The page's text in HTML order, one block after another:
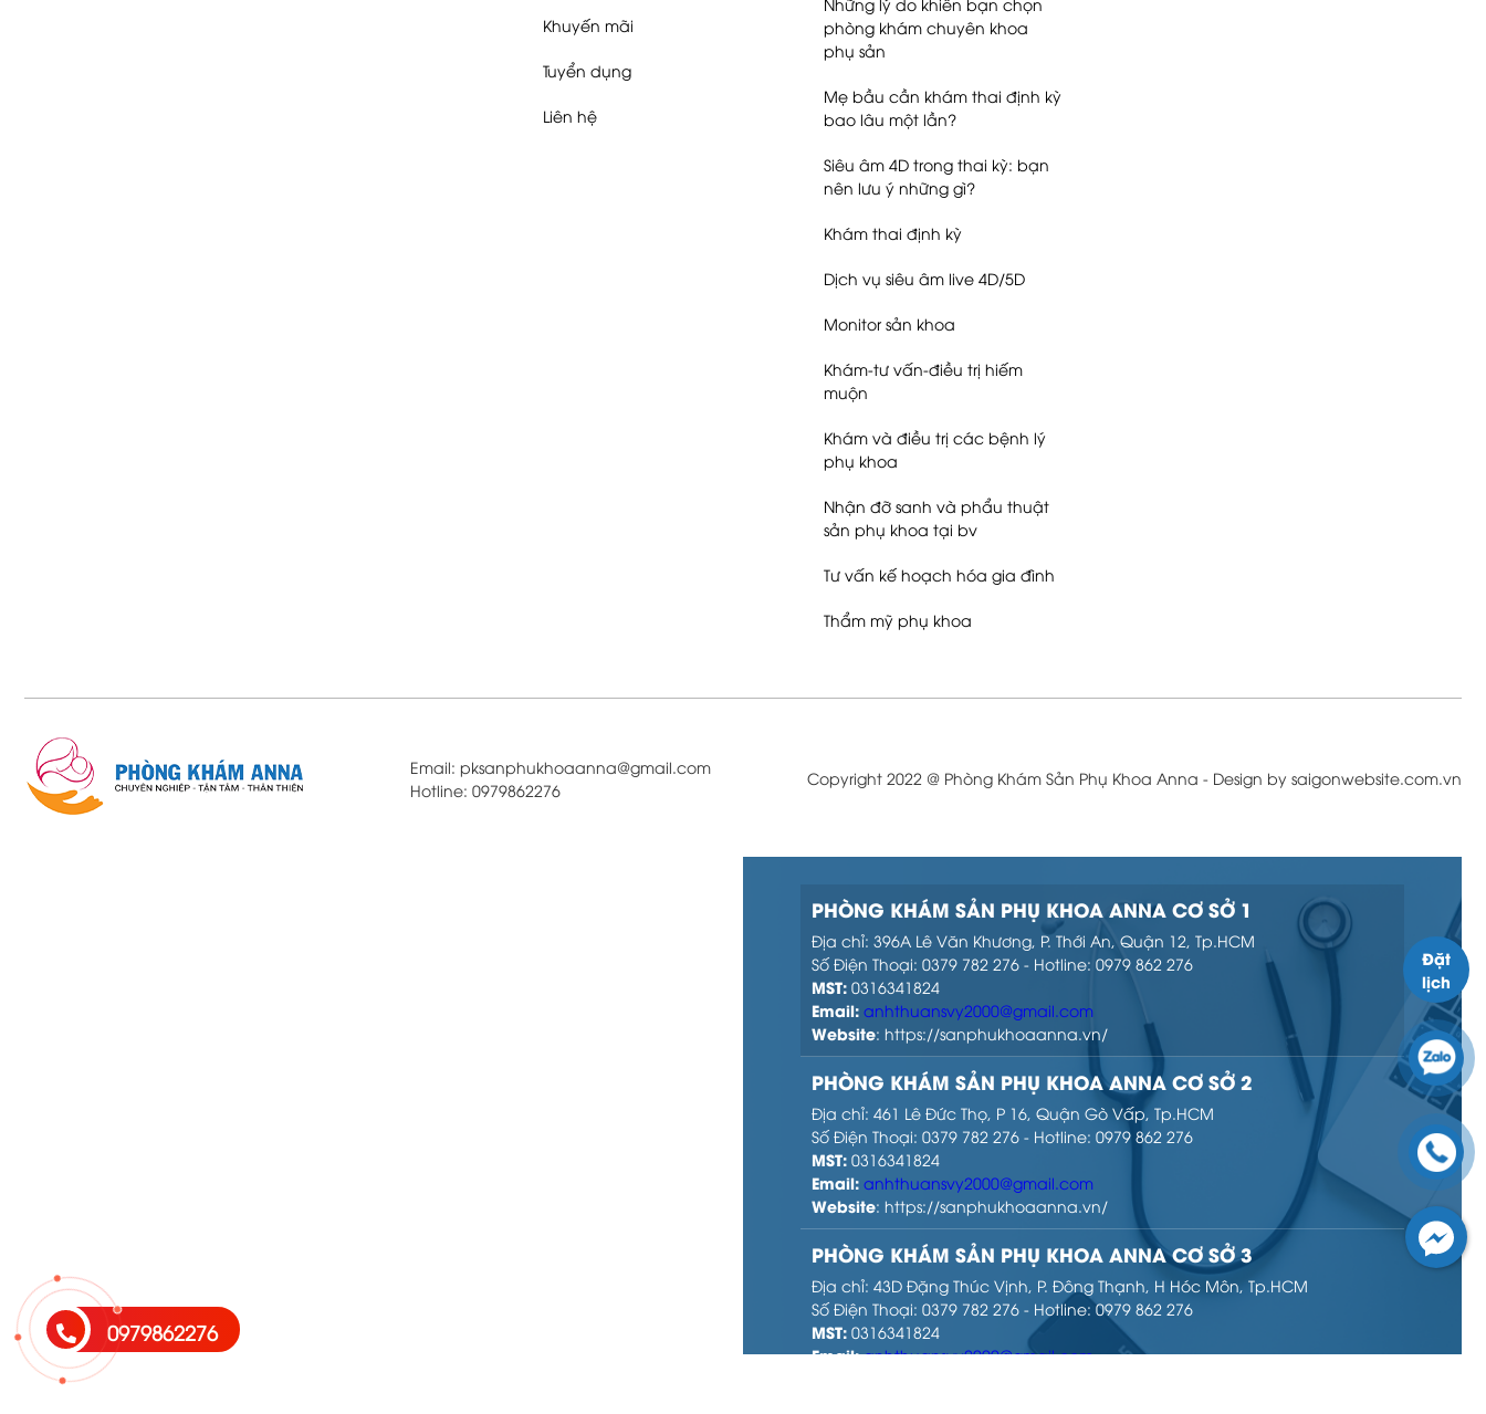
Khuyến mãi
Tuyển dụng
Liên hệ
phòng khám chuyên khoa
phụ sản
Mẹ bầu cần khám thai định kỳ
bao lâu một lần?
Siêu âm 4D trong thai kỳ: bạn
nên lưu ý những gì?
Khám thai định kỳ
Dịch vụ siêu âm live 4D/5D
Monitor sản khoa
Khám-tư vấn-điều trị hiếm
muộn
Khám và điều trị các bệnh lý
phụ khoa
Nhận đỡ sanh và phẩu thuật
sản phụ khoa tại bv
Tư vấn kế hoạch hóa gia đình
Thẩm mỹ phụ khoa
Email: pksanphukhoaanna@gmail.com
Hotline: 0979862276
Copyright 2022 @ Phòng Khám Sản Phụ Khoa Anna - Design by saigonwebsite.com.vn
PHÒNG KHÁM SẢN PHỤ KHOA ANNA CƠ SỞ 1
Địa chỉ: 396A Lê Văn Khương, P. Thới An, Quận 12, Tp.HCM
Số Điện Thoại: 0379 782 276 - Hotline: 0979 862 276
MST: 0316341824
Email: anhthuansvy2000@gmail.com
Website: https://sanphukhoaanna.vn/
PHÒNG KHÁM SẢN PHỤ KHOA ANNA CƠ SỞ 2
Địa chỉ: 461 Lê Đức Thọ, P 16, Quận Gò Vấp, Tp.HCM
Số Điện Thoại: 0379 782 276 - Hotline: 0979 862 276
MST: 0316341824
Email: anhthuansvy2000@gmail.com
Website: https://sanphukhoaanna.vn/
PHÒNG KHÁM SẢN PHỤ KHOA ANNA CƠ SỞ 3
Địa chỉ: 43D Đặng Thúc Vịnh, P. Đông Thạnh, H Hóc Môn, Tp.HCM
Số Điện Thoại: 0379 782 276 - Hotline: 0979 862 276
MST: 0316341824
Email:anhthuansvy2000@gmail.com
0979862276
Đặt
lịch